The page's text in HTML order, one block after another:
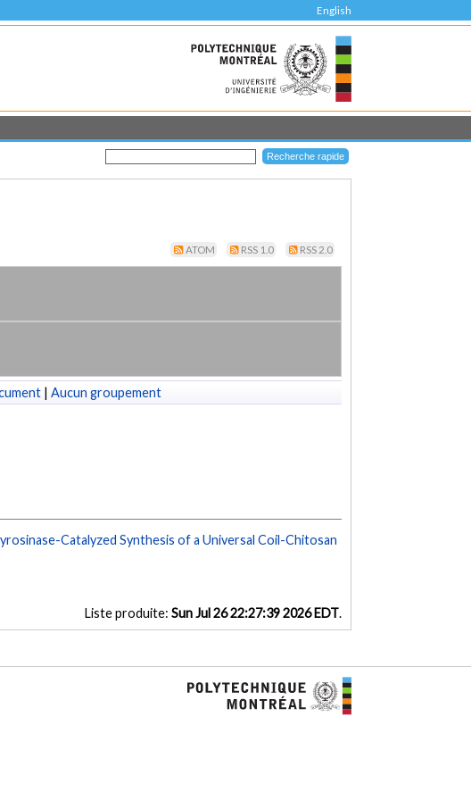
English
ATOM RSS 1.0 RSS 2.0
| Aucun groupement
Catalyzed Synthesis of a Universal Coil-Chitosan
Liste produite: Sun Jul 26 22:27:39 2026 EDT.